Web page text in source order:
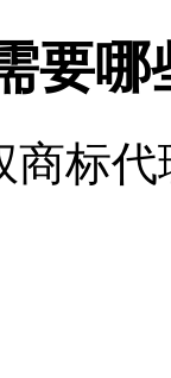
要哪
商标